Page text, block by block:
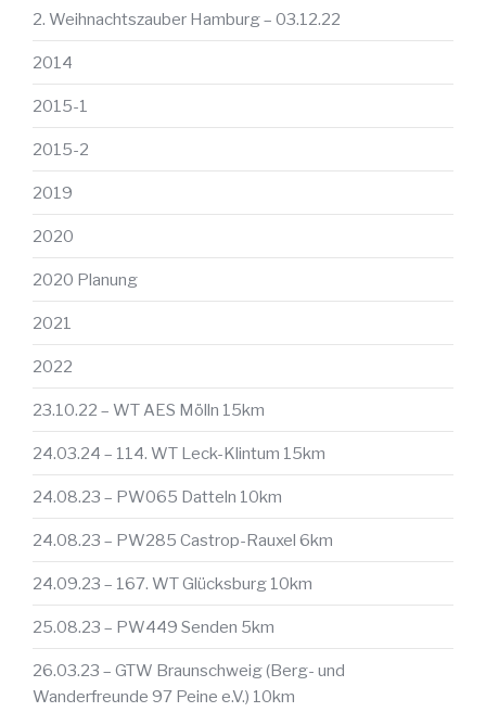
2. Weihnachtszauber Hamburg – 03.12.22
2014
2015-1
2015-2
2019
2020
2020 Planung
2021
2022
23.10.22 – WT AES Mölln 15km
24.03.24 – 114. WT Leck-Klintum 15km
24.08.23 – PW065 Datteln 10km
24.08.23 – PW285 Castrop-Rauxel 6km
24.09.23 – 167. WT Glücksburg 10km
25.08.23 – PW449 Senden 5km
26.03.23 – GTW Braunschweig (Berg- und
Wanderfreunde 97 Peine e.V.) 10km